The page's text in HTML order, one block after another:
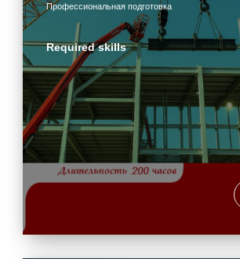
Профессиональная подготовка
Required skills